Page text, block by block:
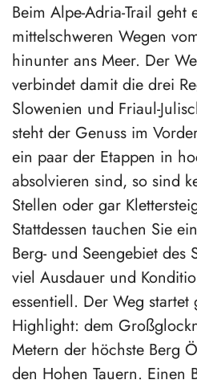
Beim Alpe-Adria-Trail geht
mittelschweren Wegen
hinunter ans Meer. Der
verbindet damit die drei
Slowenien und Friaul-
steht der Genuss im
ein paar der Etappen in
absolvieren sind, so sind
Stellen oder gar
Stattdessen tauchen Sie
Berg- und Seengebiet des
viel Ausdauer und
essentiell. Der Weg
Highlight: dem
Metern der höchste Berg
den Hohen Tauern. Einen